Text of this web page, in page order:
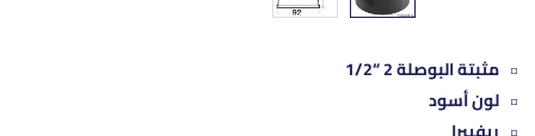
مثبتة البوصلة 2 “1/2
لون أسود